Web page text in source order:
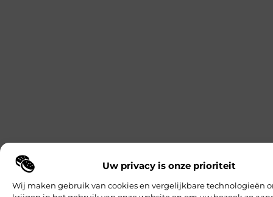
Uw privacy is onze prioriteit
Wij maken gebruik van cookies en vergelijkbare technologieën